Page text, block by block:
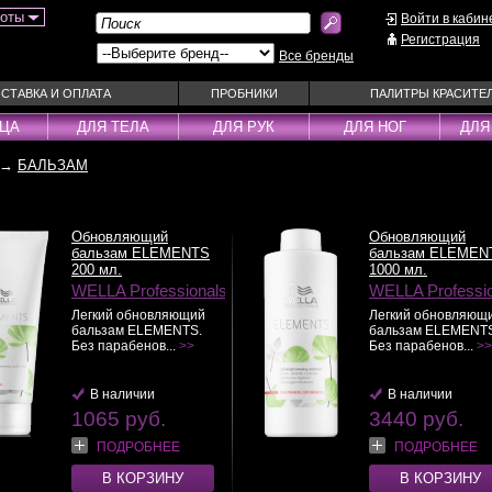
Все бренды
Войти в
Регистрация
И ОПЛАТА ПРОБНИКИ ПАЛИТРЫ
Несмываемые уходы
Парфюм
Паста
Пилинг
Спрей
Стайлеры
Сыворотки
Тонирующие
Эликсиры
ДЛЯ ТЕЛА ДЛЯ РУК ДЛЯ НОГ ДЛЯ
→ БАЛЬЗАМ
Обновляющий
бальзам ELEMENTS
200 мл.
WELLA Professionals
Легкий обновляющий
бальзам ELEMENTS.
Без парабенов... >>
В наличии
1065 руб.
ПОДРОБНЕЕ
В КОРЗИНУ
Обновляющий
бальзам
1000 мл.
WELLA
Легкий
бальзам
Без парабенов... >>
В наличии
3440 руб.
ПОДРОБНЕЕ
В КОРЗИНУ